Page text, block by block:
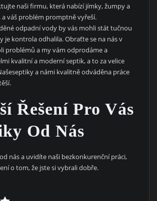
naši firmu, která nabízí jímky, žumpy a
váš problém promptně vyřeší.
odpadní vody by vás mohli stát tučnou
je kontrola odhalila. Obraťte se na nás v
problémů a my vám odprodáme a
kvalitní a moderní septik, a to za velice
a námi kvalitně odváděna práce
Řešení Pro Vás
Od Nás
nás a uvidíte naši bezkonkurenční práci,
o tom, že jste si vybrali dobře.